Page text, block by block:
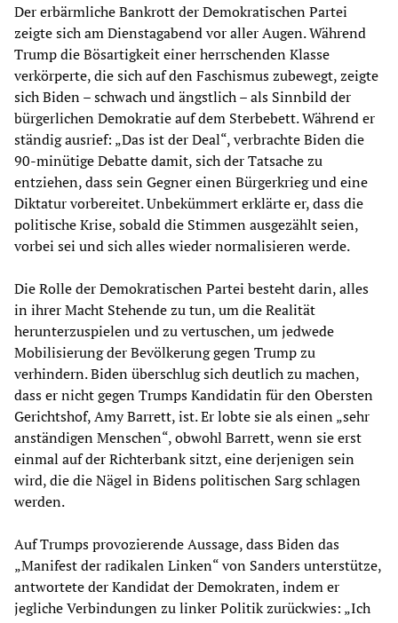
Der erbärmliche Bankrott der Demokratischen Partei
zeigte sich am Dienstagabend vor aller Augen. Während
Trump die Bösartigkeit einer herrschenden Klasse
verkörperte, die sich auf den Faschismus zubewegt, zeigte
sich Biden – schwach und ängstlich – als Sinnbild der
bürgerlichen Demokratie auf dem Sterbebett. Während er
ständig ausrief: „Das ist der Deal“, verbrachte Biden die
90-minütige Debatte damit, sich der Tatsache zu
entziehen, dass sein Gegner einen Bürgerkrieg und eine
Diktatur vorbereitet. Unbekümmert erklärte er, dass die
politische Krise, sobald die Stimmen ausgezählt seien,
vorbei sei und sich alles wieder normalisieren werde.
Die Rolle der Demokratischen Partei besteht darin, alles
in ihrer Macht Stehende zu tun, um die Realität
herunterzuspielen und zu vertuschen, um jedwede
Mobilisierung der Bevölkerung gegen Trump zu
verhindern. Biden überschlug sich deutlich zu machen,
dass er nicht gegen Trumps Kandidatin für den Obersten
Gerichtshof, Amy Barrett, ist. Er lobte sie als einen „sehr
anständigen Menschen“, obwohl Barrett, wenn sie erst
einmal auf der Richterbank sitzt, eine derjenigen sein
wird, die die Nägel in Bidens politischen Sarg schlagen
werden.
Auf Trumps provozierende Aussage, dass Biden das
„Manifest der radikalen Linken“ von Sanders unterstütze,
antwortete der Kandidat der Demokraten, indem er
jegliche Verbindungen zu linker Politik zurückwies: „Ich